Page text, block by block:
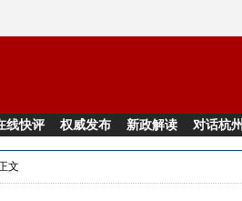
线快评 权威发布 新政解读 对话杭州
文